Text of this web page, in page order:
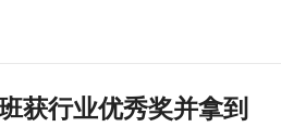
获行业优秀奖并拿到